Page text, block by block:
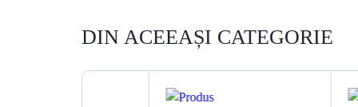
DIN ACEEAȘI CATEGORIE